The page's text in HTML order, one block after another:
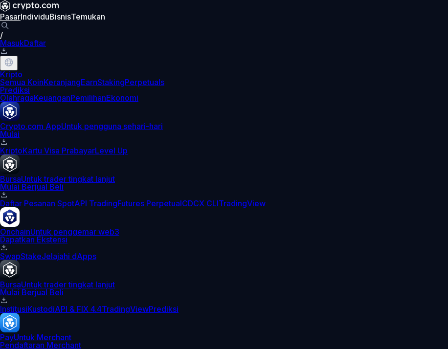
PasarIndividuBisnisTemukan
/
MasukDaftar
Kripto
Semua KoinKeranjangEarnStakingPerpetuals
Prediksi
OlahragaKeuanganPemilihanEkonomi
Crypto.com AppUntuk pengguna sehari-hari
Mulai
KriptoKartu Visa PrabayarLevel Up
BursaUntuk trader tingkat lanjut
Mulai Berjual Beli
Daftar Pesanan SpotAPI TradingFutures PerpetualCDCX CLITradingView
OnchainUntuk penggemar web3
Dapatkan Ekstensi
SwapStakeJelajahi dApps
BursaUntuk trader tingkat lanjut
Mulai Berjual Beli
InstitusiKustodiAPI & FIX 4.4TradingViewPrediksi
PayUntuk Merchant
Pendaftaran Merchant